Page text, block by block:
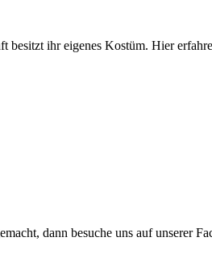
besitzt ihr eigenes Kostüm. Hier
dann besuche uns auf unserer